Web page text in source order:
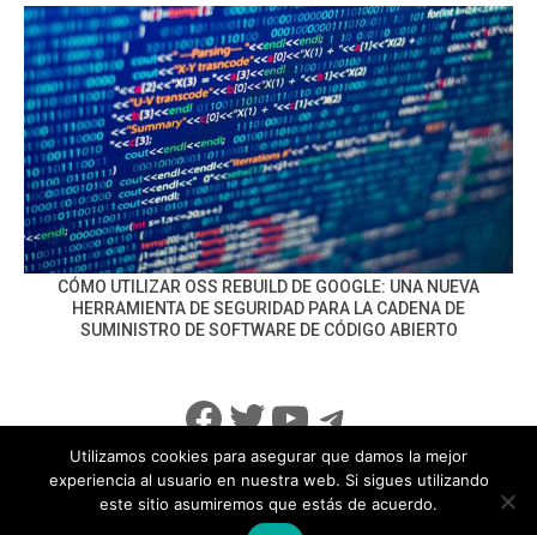
CÓMO UTILIZAR OSS REBUILD DE GOOGLE: UNA NUEVA
HERRAMIENTA DE SEGURIDAD PARA LA CADENA DE
SUMINISTRO DE SOFTWARE DE CÓDIGO ABIERTO
Facebook
Twitter
YouTube
Telegram
info@noticiasseguridad.com Política de Privacidad
Utilizamos cookies para asegurar que damos la mejor
experiencia al usuario en nuestra web. Si sigues utilizando
este sitio asumiremos que estás de acuerdo.